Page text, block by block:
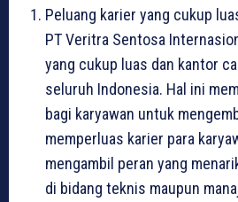
Peluang karier yang cukup
PT Veritra Sentosa
yang cukup luas dan kantor
seluruh Indonesia. Hal ini
bagi karyawan untuk
memperluas karier para
mengambil peran yang
di bidang teknis maupun